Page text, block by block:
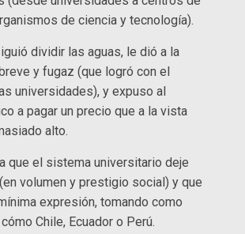
de ciencia y tecnología).
dividir las aguas, le dió a la
y fugaz (que logró con el
universidades), y expuso al
a pagar un precio que a la vista
alto.
que el sistema universitario deje
volumen y prestigio social) y que
expresión, tomando como
Chile, Ecuador o Perú.